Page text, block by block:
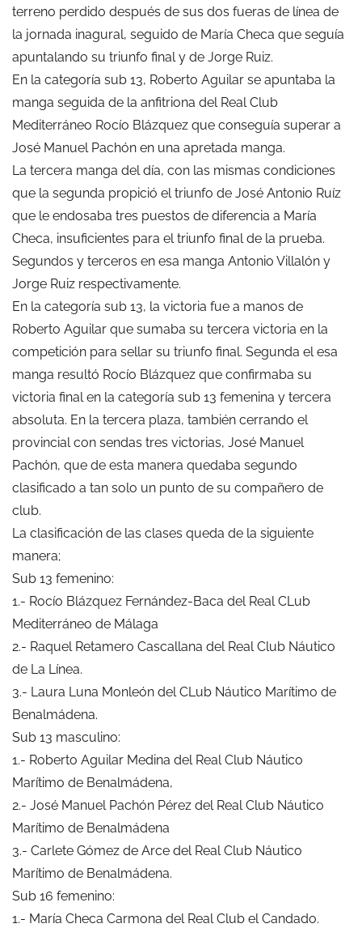
terreno perdido después de sus dos fueras de línea de
la jornada inagural, seguido de María Checa que seguía
apuntalando su triunfo final y de Jorge Ruiz.
En la categoría sub 13, Roberto Aguilar se apuntaba la
manga seguida de la anfitriona del Real Club
Mediterráneo Rocío Blázquez que conseguía superar a
José Manuel Pachón en una apretada manga.
La tercera manga del día, con las mismas condiciones
que la segunda propició el triunfo de José Antonio Ruíz
que le endosaba tres puestos de diferencia a María
Checa, insuficientes para el triunfo final de la prueba.
Segundos y terceros en esa manga Antonio Villalón y
Jorge Ruiz respectivamente.
En la categoría sub 13, la victoria fue a manos de
Roberto Aguilar que sumaba su tercera victoria en la
competición para sellar su triunfo final. Segunda el esa
manga resultó Rocío Blázquez que confirmaba su
victoria final en la categoría sub 13 femenina y tercera
absoluta. En la tercera plaza, también cerrando el
provincial con sendas tres victorias, José Manuel
Pachón, que de esta manera quedaba segundo
clasificado a tan solo un punto de su compañero de
club.
La clasificación de las clases queda de la siguiente
manera;
Sub 13 femenino:
1.- Rocío Blázquez Fernández-Baca del Real CLub
Mediterráneo de Málaga
2.- Raquel Retamero Cascallana del Real Club Náutico
de La Línea.
3.- Laura Luna Monleón del CLub Náutico Marítimo de
Benalmádena.
Sub 13 masculino:
1.- Roberto Aguilar Medina del Real Club Náutico
Marítimo de Benalmádena,
2.- José Manuel Pachón Pérez del Real Club Náutico
Marítimo de Benalmádena
3.- Carlete Gómez de Arce del Real Club Náutico
Marítimo de Benalmádena.
Sub 16 femenino:
1.- María Checa Carmona del Real Club el Candado.